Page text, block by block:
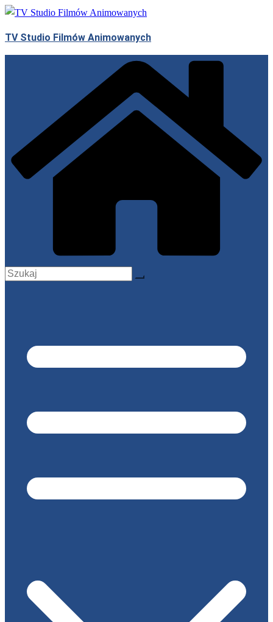
Przejdź
treści
TV Studio Filmów Animowanych